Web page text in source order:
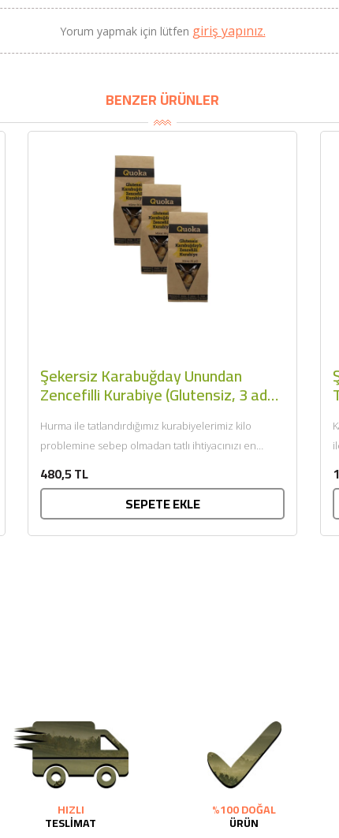
Yorum yapmak için lütfen giriş yapınız.
BENZER ÜRÜNLER
Şekersiz Karabuğday Unundan
Zencefilli Kurabiye (Glutensiz, 3 adet
x 80gr) - Quoka
Hurma ile tatlandırdığımız kurabiyelerimiz kilo
problemine sebep olmadan tatlı ihtiyacınızı en
Koruyucu içermez. GDO...
480,5 TL
SEPETE EKLE
HIZLI
TESLİMAT
%100 DOĞAL
ÜRÜN
2690,00 TL
2071,30 TL
Kaan Olgun Hasat
Naturel Sızma Zeytinyağı